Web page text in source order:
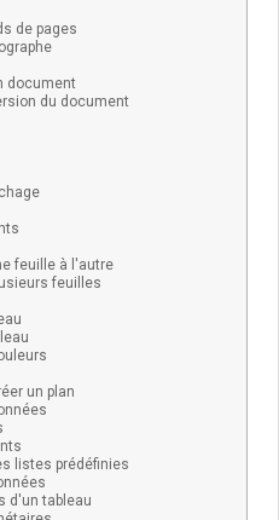
de pages
document
du document
feuille à l'autre
feuilles
un plan
listes prédéfinies
d'un tableau